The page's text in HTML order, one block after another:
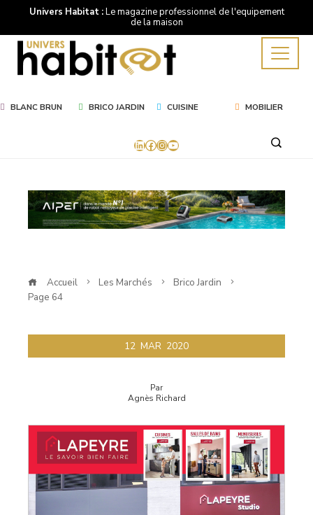
Univers Habitat :Le magazine professionnel de l'equipement
de la maison
BLANC BRUN BRICO JARDIN CUISINE MOBILIER
LinkedIn
Facebook
Instagram
YouTube
Marché
Brico
Accueil Les Marchés
Brico Jardin
Page 64
12 MAR 2020
Par
Agnès Richard